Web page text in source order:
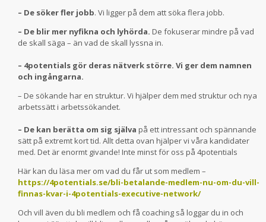
– De söker fler jobb. Vi ligger på dem att söka flera jobb.
– De blir mer nyfikna och lyhörda. De fokuserar mindre på vad
de skall säga – än vad de skall lyssna in.
– 4potentials gör deras nätverk större. Vi ger dem namnen
och ingångarna.
– De sökande har en struktur. Vi hjälper dem med struktur och nya
arbetssätt i arbetssökandet.
– De kan berätta om sig själva på ett intressant och spännande
sätt på extremt kort tid. Allt detta ovan hjälper vi våra kandidater
med. Det är enormt givande! Inte minst för oss på 4potentials
Här kan du läsa mer om vad du får ut som medlem –
https://4potentials.se/bli-betalande-medlem-nu-om-du-vill-
finnas-kvar-i-4potentials-executive-network/
Och vill även du bli medlem och få coaching så loggar du in och